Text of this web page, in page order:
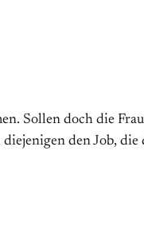
Sollen doch die
diejenigen den Job,